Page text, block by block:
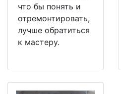
что бы понять и
отремонтировать,
лучше обратиться
к мастеру.